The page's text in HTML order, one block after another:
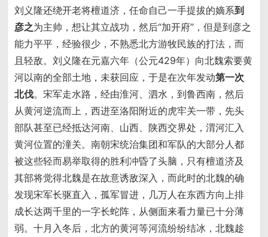
刘义隆还绕开老将檀道济，任命自己一手提拔的嫡系到
彦之为主帅，想让其立战功，然后“加开府”，但是到彦之
能力平平，经验很少，不熟悉北方游牧民族的打法，而
且轻敌。刘义隆在元嘉六年（公元429年）向北魏索要黄
河以南的全部土地，未获回应，于是在次年发动第一次
北伐。宋军走水路，经由淮河、泗水，到鲁西南，然后
从黄河逆流而上，西进至洛阳附近的虎牢关一带，先头
部队甚至已经抵达河南、山西、陕西交界处，渭河汇入
黄河位置的潼关。南朝宋统治集团和军队的大部分人都
被这些轻而易举取得的胜利冲昏了头脑，只有檀道济及
其部将觉得北魏是在故意诱敌深入，而此时的北魏的确
发现宋军长驱直入，孤军冒进，几万人在东西方向上排
成长达两千里的一字长蛇阵，从侧面来看力量已十分薄
弱。十月入冬后，北方的黄河等河流纷纷结冰，北魏趁